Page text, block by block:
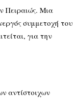
Πειραιώς. Μια
συμμετοχή του
για την
αντίστοιχων